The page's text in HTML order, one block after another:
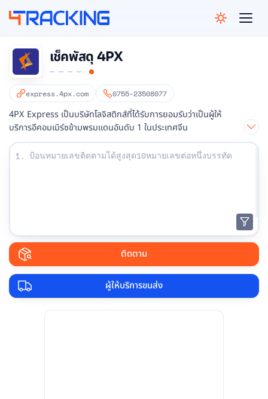
เช็คพัสดุ 4PX
express.4px.com 0755-23508077
4PX Express เป็นบริษัทโลจิสติกส์ที่ได้รับการยอมรับว่าเป็นผู้ให้
บริการอีคอมเมิร์ซข้ามพรมแดนอันดับ 1 ในประเทศจีน
ป้อนหมายเลขติดตามของคุณ:
1.
ติดตาม
ผู้ให้บริการขนส่ง